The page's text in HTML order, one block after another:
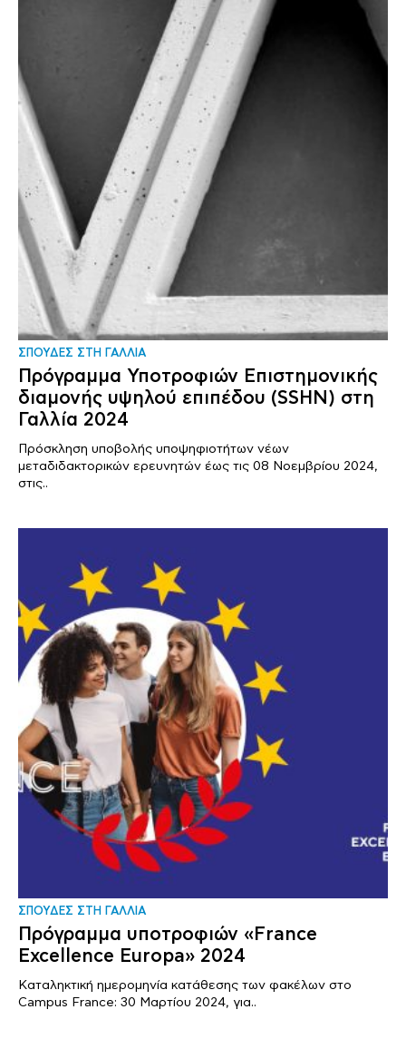
ΣΠΟΥΔΕΣ ΣΤΗ ΓΑΛΛΙΑ
Πρόγραμμα Υποτροφιών Επιστημονικής
διαμονής υψηλού επιπέδου (SSHN) στη
Γαλλία 2024
Πρόσκληση υποβολής υποψηφιοτήτων νέων
μεταδιδακτορικών ερευνητών έως τις 08 Νοεμβρίου 2024,
στις..
ΣΠΟΥΔΕΣ ΣΤΗ ΓΑΛΛΙΑ
Πρόγραμμα υποτροφιών «France
Excellence Europa» 2024
Καταληκτική ημερομηνία κατάθεσης των φακέλων στο
Campus France: 30 Μαρτίου 2024, για..